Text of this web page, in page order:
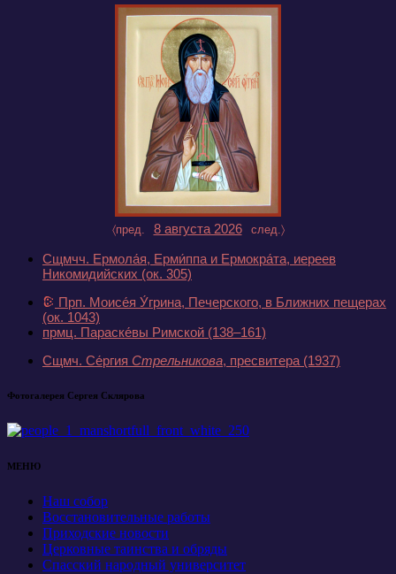
〈пред. 8 августа 2026 след.〉
Сщмчч. Ермола́я, Ерми́ппа и Ермокра́та, иереев
Никомидийских (ок. 305)
Прп. Моисе́я У́грина, Печерского, в Ближних пещерах
(ок. 1043)
прмц. Параске́вы Римской (138–161)
Сщмч. Се́ргия Стрельникова, пресвитера (1937)
Фотогалерея Сергея Склярова
МЕНЮ
Наш собор
Восстановительные работы
Приходские новости
Церковные таинства и обряды
Спасский народный университет